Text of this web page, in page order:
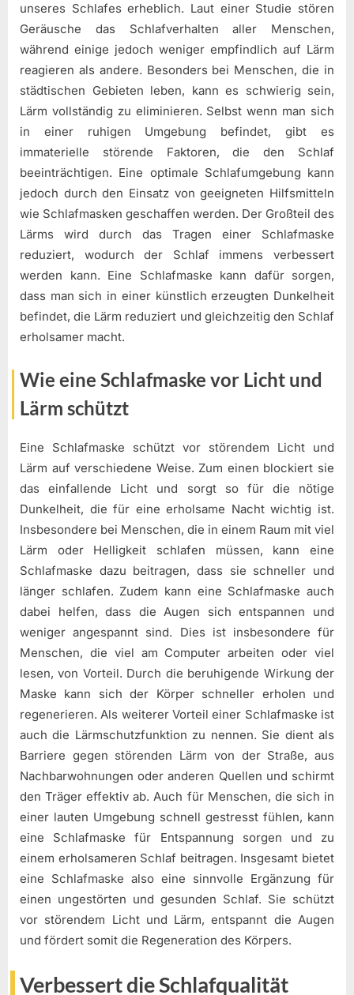
unseres Schlafes erheblich. Laut einer Studie stören
Geräusche das Schlafverhalten aller Menschen,
während einige jedoch weniger empfindlich auf Lärm
reagieren als andere. Besonders bei Menschen, die in
städtischen Gebieten leben, kann es schwierig sein,
Lärm vollständig zu eliminieren. Selbst wenn man sich
in einer ruhigen Umgebung befindet, gibt es
immaterielle störende Faktoren, die den Schlaf
beeinträchtigen. Eine optimale Schlafumgebung kann
jedoch durch den Einsatz von geeigneten Hilfsmitteln
wie Schlafmasken geschaffen werden. Der Großteil des
Lärms wird durch das Tragen einer Schlafmaske
reduziert, wodurch der Schlaf immens verbessert
werden kann. Eine Schlafmaske kann dafür sorgen,
dass man sich in einer künstlich erzeugten Dunkelheit
befindet, die Lärm reduziert und gleichzeitig den Schlaf
erholsamer macht.
Wie eine Schlafmaske vor Licht und
Lärm schützt
Eine Schlafmaske schützt vor störendem Licht und
Lärm auf verschiedene Weise. Zum einen blockiert sie
das einfallende Licht und sorgt so für die nötige
Dunkelheit, die für eine erholsame Nacht wichtig ist.
Insbesondere bei Menschen, die in einem Raum mit viel
Lärm oder Helligkeit schlafen müssen, kann eine
Schlafmaske dazu beitragen, dass sie schneller und
länger schlafen. Zudem kann eine Schlafmaske auch
dabei helfen, dass die Augen sich entspannen und
weniger angespannt sind. Dies ist insbesondere für
Menschen, die viel am Computer arbeiten oder viel
lesen, von Vorteil. Durch die beruhigende Wirkung der
Maske kann sich der Körper schneller erholen und
regenerieren. Als weiterer Vorteil einer Schlafmaske ist
auch die Lärmschutzfunktion zu nennen. Sie dient als
Barriere gegen störenden Lärm von der Straße, aus
Nachbarwohnungen oder anderen Quellen und schirmt
den Träger effektiv ab. Auch für Menschen, die sich in
einer lauten Umgebung schnell gestresst fühlen, kann
eine Schlafmaske für Entspannung sorgen und zu
einem erholsameren Schlaf beitragen. Insgesamt bietet
eine Schlafmaske also eine sinnvolle Ergänzung für
einen ungestörten und gesunden Schlaf. Sie schützt
vor störendem Licht und Lärm, entspannt die Augen
und fördert somit die Regeneration des Körpers.
Verbessert die Schlafqualität